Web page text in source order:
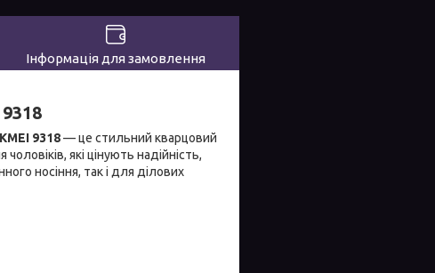
Інформація для замовлення
9318— це стильний кварцовий
які цінують надійність,
носіння, так і для ділових